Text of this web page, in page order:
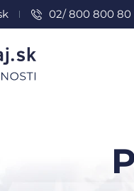
02/ 800 800 80